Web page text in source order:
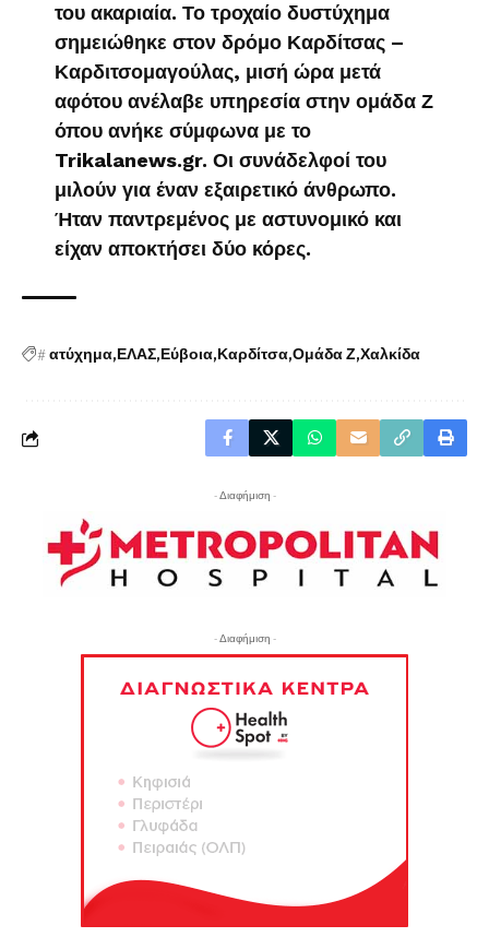
του ακαριαία. Το τροχαίο δυστύχημα
σημειώθηκε στον δρόμο Καρδίτσας –
Καρδιτσομαγούλας, μισή ώρα μετά
αφότου ανέλαβε υπηρεσία στην ομάδα Ζ
όπου ανήκε σύμφωνα με το
Trikalanews.gr. Οι συνάδελφοί του
μιλούν για έναν εξαιρετικό άνθρωπο.
Ήταν παντρεμένος με αστυνομικό και
είχαν αποκτήσει δύο κόρες.
#ατύχημα ΕΛΑΣ Εύβοια Καρδίτσα Ομάδα Ζ Χαλκίδα
- Διαφήμιση -
- Διαφήμιση -